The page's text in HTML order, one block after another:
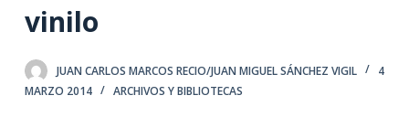
o
e
vinilo
JUAN CARLOS MARCOS RECIO/JUAN MIGUEL SÁNCHEZ VIGIL
4
MARZO 2014
ARCHIVOS Y BIBLIOTECAS